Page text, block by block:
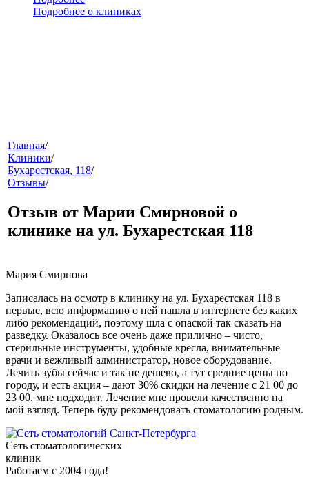
Подробнее о клиниках
меню
звонок
клиники
Главная/
Клиники/
Бухарестская, 118/
Отзывы/
Отзыв от Марии Смирновой о
клинике на ул. Бухарестская 118
Мария Смирнова
Записалась на осмотр в клинику на ул. Бухарестская 118 в
первые, всю информацию о ней нашла в интернете без каких
либо рекомендаций, поэтому шла с опаской так сказать на
разведку. Оказалось все очень даже прилично – чисто,
стерильные инструменты, удобные кресла, внимательные
врачи и вежливый администратор, новое оборудование.
Лечить зубы сейчас и так не дешево, а тут средние цены по
городу, и есть акция – дают 30% скидки на лечение с 21 00 до
23 00, мне подходит. Лечение мне провели качественно на
мой взгляд. Теперь буду рекомендовать стоматологию родным.
Сеть стоматологических
клиник
Работаем с 2004 года!